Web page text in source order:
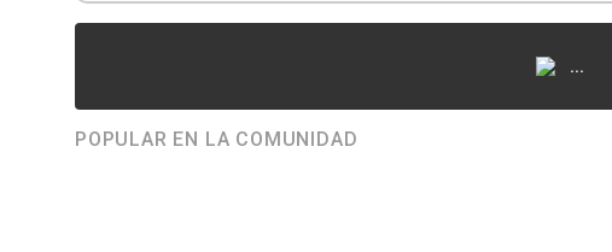
...
POPULAR EN LA COMUNIDAD